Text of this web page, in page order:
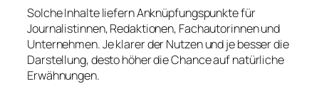
Solche Inhalte liefern Anknüpfungspunkte für
Journalistinnen, Redaktionen, Fachautorinnen und
Unternehmen. Je klarer der Nutzen und je besser die
Darstellung, desto höher die Chance auf natürliche
Erwähnungen.